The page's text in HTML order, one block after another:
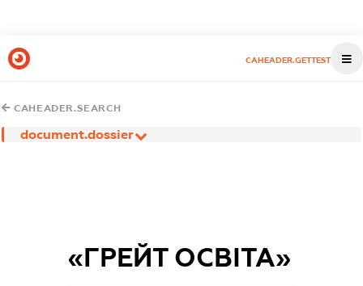
CAHEADER.GETTEST
CAHEADER.SEARCH
document.dossier
«ГРЕЙТ ОСВІТА»